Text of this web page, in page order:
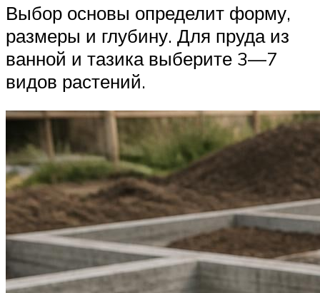
Выбор основы определит форму,
размеры и глубину. Для пруда из
ванной и тазика выберите 3—7
видов растений.